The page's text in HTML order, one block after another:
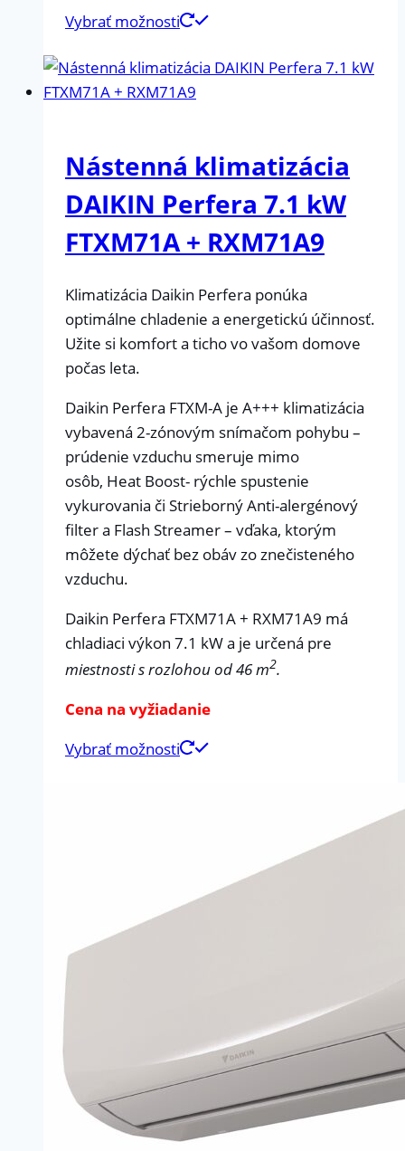
Vybrať možnosti
Nástenná klimatizácia
DAIKIN Perfera 7.1 kW
FTXM71A + RXM71A9
Klimatizácia Daikin Perfera ponúka
optimálne chladenie a energetickú účinnosť.
Užite si komfort a ticho vo vašom domove
počas leta.
Daikin Perfera FTXM-A je A+++ klimatizácia
vybavená 2-zónovým snímačom pohybu –
prúdenie vzduchu smeruje mimo
osôb, Heat Boost- rýchle spustenie
vykurovania či Strieborný Anti-alergénový
filter a Flash Streamer – vďaka, ktorým
môžete dýchať bez obáv zo znečisteného
vzduchu.
Daikin Perfera FTXM71A + RXM71A9 má
chladiaci výkon 7.1 kW a je určená pre
miestnosti s rozlohou od 46 m2.
Cena na vyžiadanie
Vybrať možnosti